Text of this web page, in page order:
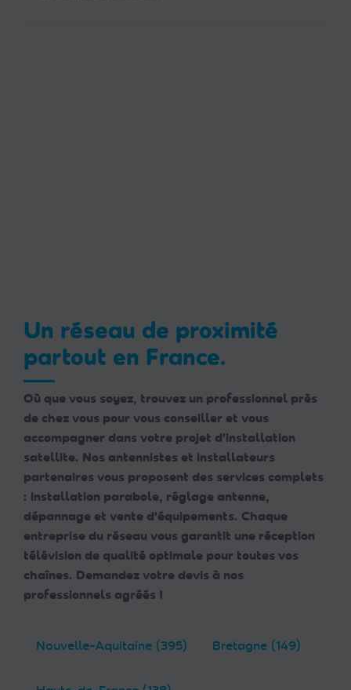
Un réseau de proximité
partout en France.
Où que vous soyez, trouvez un professionnel près
de chez vous pour vous conseiller et vous
accompagner dans votre projet d'installation
satellite. Nos antennistes et installateurs
partenaires vous proposent des services complets
: installation parabole, réglage antenne,
dépannage et vente d'équipements. Chaque
entreprise du réseau vous garantit une réception
télévision de qualité optimale pour toutes vos
chaînes. Demandez votre devis à nos
professionnels agréés !
Nouvelle-Aquitaine (395) Bretagne (149)